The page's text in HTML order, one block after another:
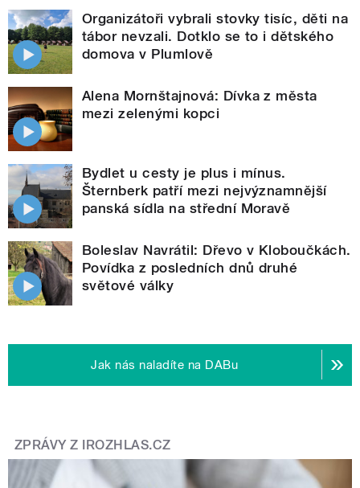
Organizátoři vybrali stovky tisíc, děti na
tábor nevzali. Dotklo se to i dětského
domova v Plumlově
Alena Mornštajnová: Dívka z města
mezi zelenými kopci
Bydlet u cesty je plus i mínus.
Šternberk patří mezi nejvýznamnější
panská sídla na střední Moravě
Boleslav Navrátil: Dřevo v Kloboučkách.
Povídka z posledních dnů druhé
světové války
Jak nás naladíte na DABu
ZPRÁVY Z IROZHLAS.CZ